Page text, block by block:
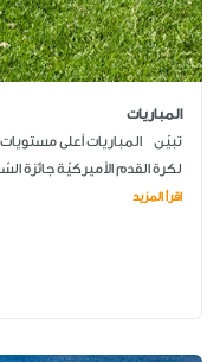
المباريات
تبيّن المباريات أعلى مستويات
لكرة القدم الأميركيّة جائزة
اقرأ المزيد